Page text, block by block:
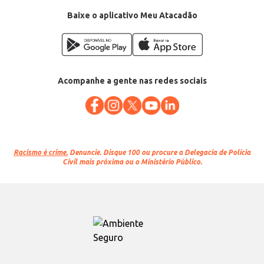
Baixe o aplicativo Meu Atacadão
Acompanhe a gente nas redes sociais
Racismo é crime. Denuncie. Disque 100 ou procure a Delegacia de Polícia
Civil mais próxima ou o Ministério Público.